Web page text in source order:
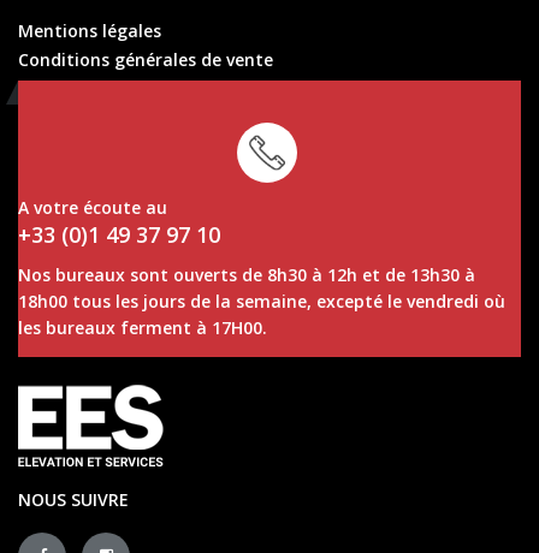
Mentions légales
Conditions générales de vente
Conditions générales de location
A votre écoute au
+33 (0)1 49 37 97 10
Nos bureaux sont ouverts de 8h30 à 12h et de 13h30 à
18h00 tous les jours de la semaine, excepté le vendredi où
les bureaux ferment à 17H00.
NOUS SUIVRE